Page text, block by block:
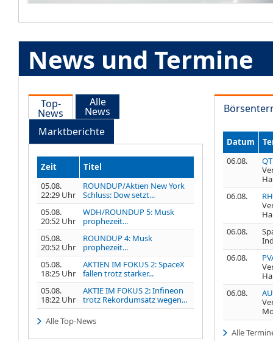
News und Termine
Top-
News
Alle
News
Marktberichte
Zeit
Titel
05.08.
22:29 Uhr
ROUNDUP/Aktien New York
Schluss: Dow setzt...
05.08.
20:52 Uhr
WDH/ROUNDUP 5: Musk
prophezeit...
05.08.
20:52 Uhr
ROUNDUP 4: Musk
prophezeit...
05.08.
18:25 Uhr
AKTIEN IM FOKUS 2: SpaceX
fallen trotz starker...
05.08.
18:22 Uhr
AKTIE IM FOKUS 2: Infineon
trotz Rekordumsatz wegen...
Alle Top-News
Datum
06.08.
06.08.
06.08.
06.08.
06.08.
Alle